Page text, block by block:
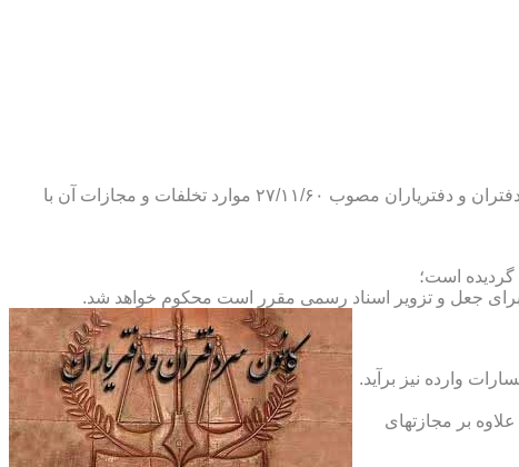
و طبق ماده ۲۹ آئین نامه های بند ۴ ماده ۶ و تبصره ۲ ماده ۶ و مواد ۱۴- ۱۷-۱۹-۲۰-۲۴-۲۸-۳۷ و ۵۳ قانون دفاتر اسناد رسمی و کانون سردفتران و دفتریاران مصوب ۲۷/۱۱/۶۰ موارد تخلفات و مجازات آن با
جعل و تزویر اسناد رسمی مقرر است محکوم خواهد شد.
وارده نیز برآید.
بر مجازتهای